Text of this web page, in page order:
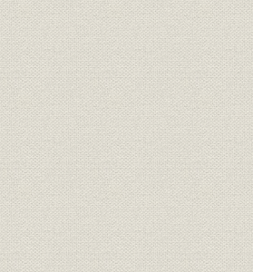
事業費一覧表
資産利廻表
第三十五期末現在契約地方分布
表
第三十五期末現在契約の人口に
対する地方分布表(件数)
第三十五期末現在契約の人口に